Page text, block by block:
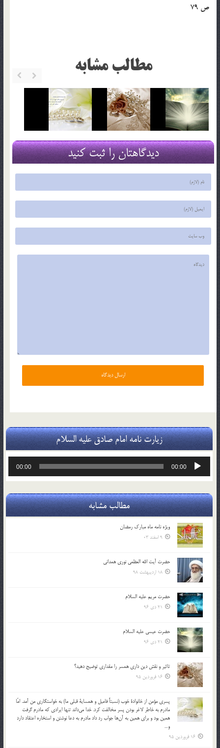
ص 79
مطالب مشابه
دیدگاهتان را ثبت کنید
زیارت نامه امام صادق علیه السلام
پخش‌کننده
00:00
00:00
مطالب مشابه
ویژه نامه ماه مبارک رمضان
9 اسفند 03
حضرت آیت الله العظمی نوری همدانی
18 اردیبهشت 98
حضرت مریم علیه السلام
21 دی 96
حضرت عیسی علیه السلام
21 دی 96
تاثير و نقش دين داري همسر را مقداري توضيح دهيد؟
16 فروردین 95
پسري مؤمن از خانوادة خوب (نسبتاً فاميل و همساية قبلي ما) به خواستگاري من آمد. امّا
مادرم به خاطر لاغر بودن پسر مخالفت كرد. خدا مي‌داند تنها ايرادي كه مادرم گرفت
همين بود و براي همين به آن‌ها جواب رد داد مادرم به دعا نوشتن و استخاره اعتقاد دارد
و…
16 فروردین 95